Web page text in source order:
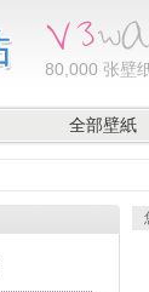
80,000 张壁
全部壁紙